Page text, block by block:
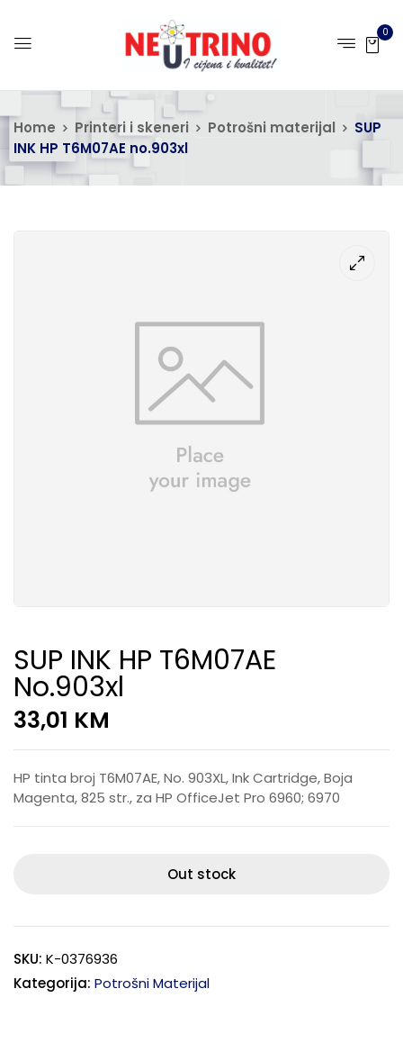
0
Home Printeri i skeneri Potrošni materijal
SUP
INK HP T6M07AE no.903xl
SUP INK HP T6M07AE
No.903xl
33,01 KM
HP tinta broj T6M07AE, No. 903XL, Ink Cartridge, Boja
Magenta, 825 str., za HP OfficeJet Pro 6960; 6970
Out stock
SKU: K-0376936
Kategorija: Potrošni Materijal